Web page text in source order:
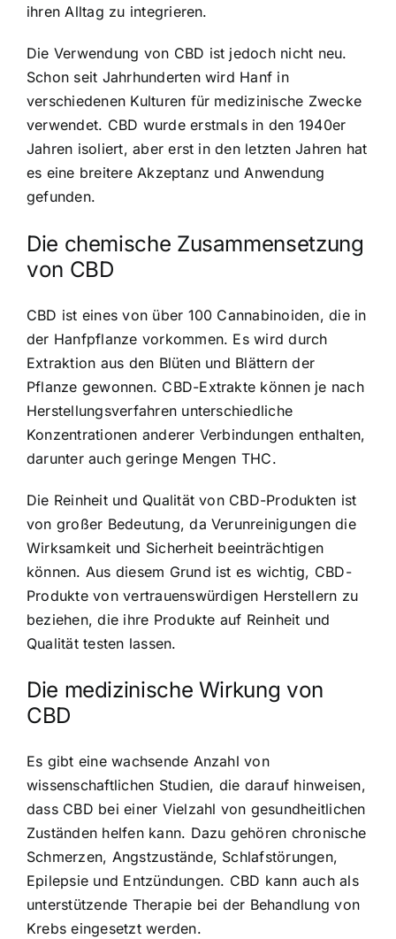
ihren Alltag zu integrieren.
Die Verwendung von CBD ist jedoch nicht neu.
Schon seit Jahrhunderten wird Hanf in
verschiedenen Kulturen für medizinische Zwecke
verwendet. CBD wurde erstmals in den 1940er
Jahren isoliert, aber erst in den letzten Jahren hat
es eine breitere Akzeptanz und Anwendung
gefunden.
Die chemische Zusammensetzung
von CBD
CBD ist eines von über 100 Cannabinoiden, die in
der Hanfpflanze vorkommen. Es wird durch
Extraktion aus den Blüten und Blättern der
Pflanze gewonnen. CBD-Extrakte können je nach
Herstellungsverfahren unterschiedliche
Konzentrationen anderer Verbindungen enthalten,
darunter auch geringe Mengen THC.
Die Reinheit und Qualität von CBD-Produkten ist
von großer Bedeutung, da Verunreinigungen die
Wirksamkeit und Sicherheit beeinträchtigen
können. Aus diesem Grund ist es wichtig, CBD-
Produkte von vertrauenswürdigen Herstellern zu
beziehen, die ihre Produkte auf Reinheit und
Qualität testen lassen.
Die medizinische Wirkung von
CBD
Es gibt eine wachsende Anzahl von
wissenschaftlichen Studien, die darauf hinweisen,
dass CBD bei einer Vielzahl von gesundheitlichen
Zuständen helfen kann. Dazu gehören chronische
Schmerzen, Angstzustände, Schlafstörungen,
Epilepsie und Entzündungen. CBD kann auch als
unterstützende Therapie bei der Behandlung von
Krebs eingesetzt werden.